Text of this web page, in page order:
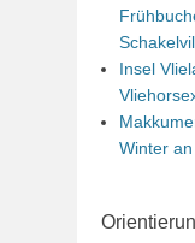
Insel
Winter